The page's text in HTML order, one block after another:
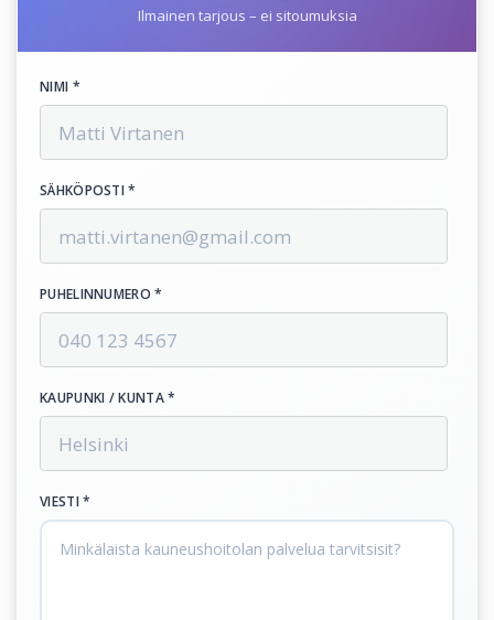
Ilmainen tarjous – ei sitoumuksia
NIMI *
SÄHKÖPOSTI *
PUHELINNUMERO *
KAUPUNKI / KUNTA *
VIESTI *